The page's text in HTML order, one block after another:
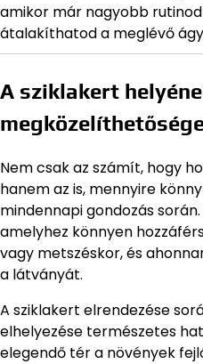
amikor már nagyobb
átalakíthatod a meglévő
A sziklakert
Nem csak az számít, hogy
hanem az is, mennyire
mindennapi gondozás
amelyhez könnyen
vagy metszéskor, és
a látványát.
A sziklakert elrendezése
elhelyezése természetes
elegendő tér a növények